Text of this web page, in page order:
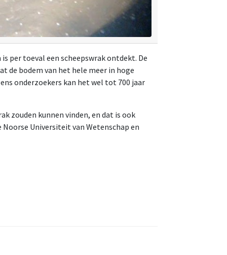
per toeval een scheepswrak ontdekt. De
de bodem van het hele meer in hoge
onderzoekers kan het wel tot 700 jaar
zouden kunnen vinden, en dat is ook
Universiteit van Wetenschap en